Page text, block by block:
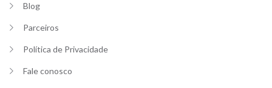
Blog
Parceiros
Política de Privacidade
Fale conosco